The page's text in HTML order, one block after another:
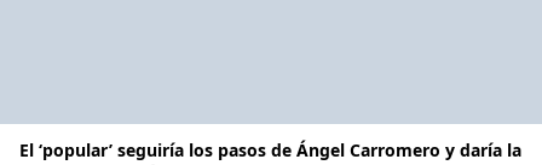
El ‘popular’ seguiría los pasos de Ángel Carromero y daría la